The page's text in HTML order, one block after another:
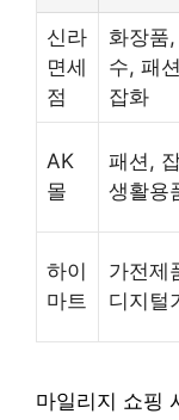
신라
면세
점
화장품
수, 패
잡화
AK
몰
패션,
생활용
하이
마트
가전제
디지털
마일리지 쇼핑